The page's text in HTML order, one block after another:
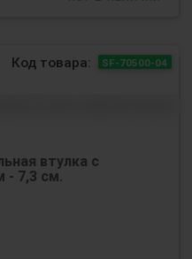
Код товара: SF-70500-04
втулка с
- 7,3 см.